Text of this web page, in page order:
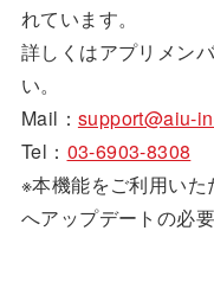
れています。
詳しくはアプリメン
い。
Mail： support@aiu-
Tel： 03-6903-8308
※本機能をご利用いた
へアップデートの必